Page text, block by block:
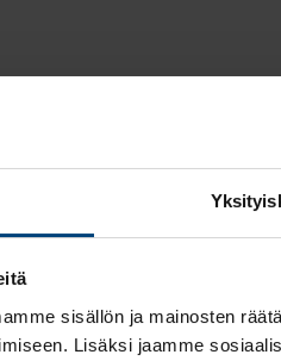
sisällön ja mainosten
Lisäksi jaamme